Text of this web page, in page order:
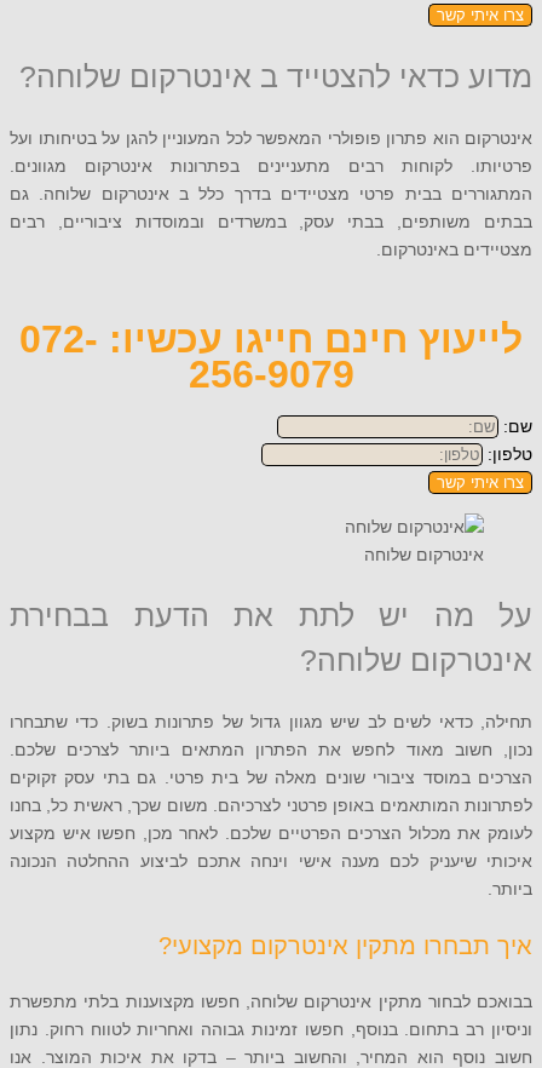
קשר
כדאי להצטייד ב אינטרקום שלוחה?
הוא פתרון פופולרי המאפשר לכל המעוניין להגן על בטיחותו ועל
לקוחות רבים מתעניינים בפתרונות אינטרקום מגוונים.
בבית פרטי מצטיידים בדרך כלל ב אינטרקום שלוחה. גם
משותפים, בבתי עסק, במשרדים ובמוסדות ציבוריים, רבים
באינטרקום.
לייעוץ חינם חייגו עכשיו: 072-
256-9079
קשר
שלוחה
יש לתת את הדעת בבחירת
שלוחה?
כדאי לשים לב שיש מגוון גדול של פתרונות בשוק. כדי שתבחרו
מאוד לחפש את הפתרון המתאים ביותר לצרכים שלכם.
במוסד ציבורי שונים מאלה של בית פרטי. גם בתי עסק זקוקים
המותאמים באופן פרטני לצרכיהם. משום שכך, ראשית כל, בחנו
מכלול הצרכים הפרטיים שלכם. לאחר מכן, חפשו איש מקצוע
שיעניק לכם מענה אישי וינחה אתכם לביצוע ההחלטה הנכונה
מתקין אינטרקום מקצועי?
לבחור מתקין אינטרקום שלוחה, חפשו מקצוענות בלתי מתפשרת
רב בתחום. בנוסף, חפשו זמינות גבוהה ואחריות לטווח רחוק. נתון
הוא המחיר, והחשוב ביותר – בדקו את איכות המוצר. אנו